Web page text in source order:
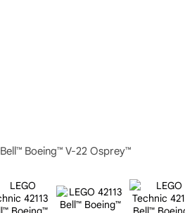
Bell™ Boeing™ V-22 Osprey™